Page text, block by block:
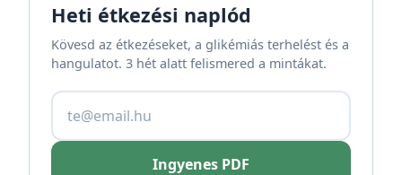
Heti étkezési naplód
Kövesd az étkezéseket, a glikémiás terhelést és a
hangulatot. 3 hét alatt felismered a mintákat.
Ingyenes PDF